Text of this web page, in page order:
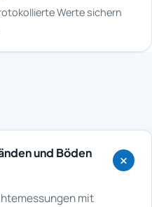
Werte sichern
und Böden
mit